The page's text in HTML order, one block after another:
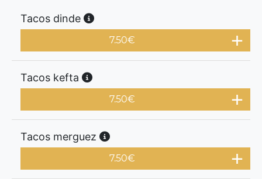
Tacos dinde
7.50€
Tacos kefta
7.50€
Tacos merguez
7.50€